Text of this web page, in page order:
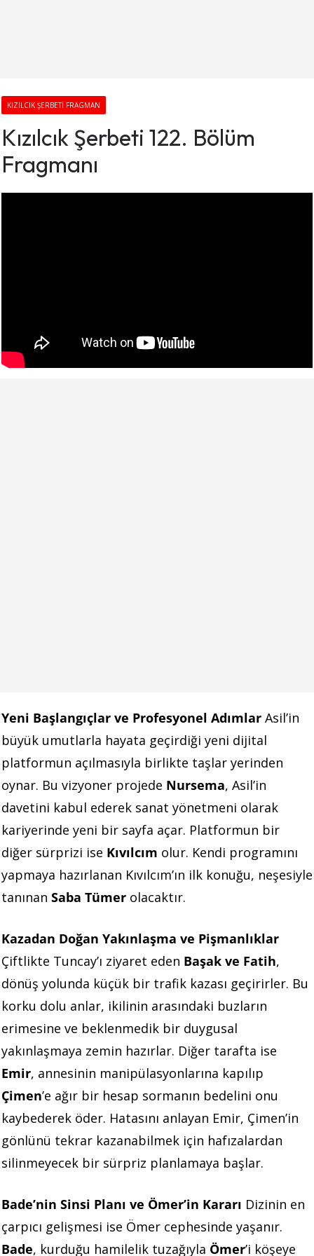
KIZILCIK ŞERBETI FRAGMAN
Kızılcık Şerbeti 122. Bölüm
Fragmanı
Yeni Başlangıçlar ve Profesyonel Adımlar Asil’in
büyük umutlarla hayata geçirdiği yeni dijital
platformun açılmasıyla birlikte taşlar yerinden
oynar. Bu vizyoner projede Nursema, Asil’in
davetini kabul ederek sanat yönetmeni olarak
kariyerinde yeni bir sayfa açar. Platformun bir
diğer sürprizi ise Kıvılcım olur. Kendi programını
yapmaya hazırlanan Kıvılcım’ın ilk konuğu, neşesiyle
tanınan Saba Tümer olacaktır.
Kazadan Doğan Yakınlaşma ve Pişmanlıklar
Çiftlikte Tuncay’ı ziyaret eden Başak ve Fatih,
dönüş yolunda küçük bir trafik kazası geçirirler. Bu
korku dolu anlar, ikilinin arasındaki buzların
erimesine ve beklenmedik bir duygusal
yakınlaşmaya zemin hazırlar. Diğer tarafta ise
Emir, annesinin manipülasyonlarına kapılıp
Çimen’e ağır bir hesap sormanın bedelini onu
kaybederek öder. Hatasını anlayan Emir, Çimen’in
gönlünü tekrar kazanabilmek için hafızalardan
silinmeyecek bir sürpriz planlamaya başlar.
Bade’nin Sinsi Planı ve Ömer’in Kararı Dizinin en
çarpıcı gelişmesi ise Ömer cephesinde yaşanır.
Bade, kurduğu hamilelik tuzağıyla Ömer’i köşeye